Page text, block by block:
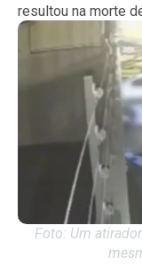
resultou na morte
Sarandi, no Norte do
Foto: Um